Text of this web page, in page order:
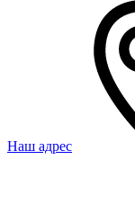
Наш адрес